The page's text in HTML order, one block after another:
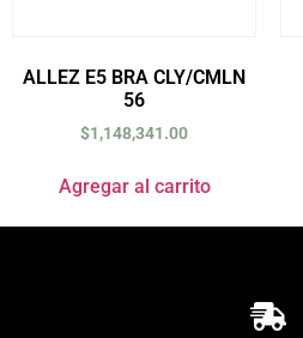
ALLEZ E5 BRA CLY/CMLN
56
$1,148,341.00
Agregar al carrito